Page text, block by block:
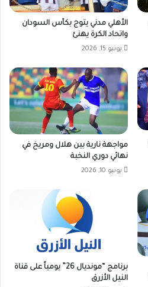
الأهلي مدني يتوج بكأس السودان
واتحاد الكرة يهنئ
يونيو 15, 2026
مواجهة نارية بين هلال ومريخ في
نهائي دوري النخبة
يونيو 10, 2026
برنامج “مونديال 26” يومياً على قناة
النيل الأزرق